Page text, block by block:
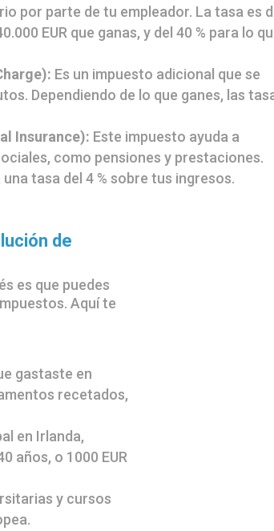
por parte de tu empleador. La tasa es
EUR que ganas, y del 40 % para lo
Es un impuesto adicional que se
Dependiendo de lo que ganes, las
Insurance): Este impuesto ayuda a
como pensiones y prestaciones.
tasa del 4 % sobre tus ingresos.
de
es que puedes
Aquí te
gastaste en
recetados,
en Irlanda,
años, o 1000 EUR
y cursos